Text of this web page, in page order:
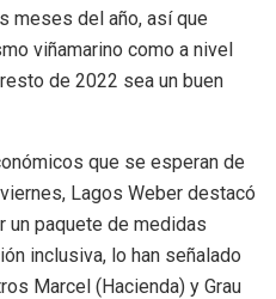
meses del año, así que
viñamarino como a nivel
de 2022 sea un buen
que se esperan de
Lagos Weber destacó
un paquete de medidas
inclusiva, lo han señalado
Marcel (Hacienda) y Grau